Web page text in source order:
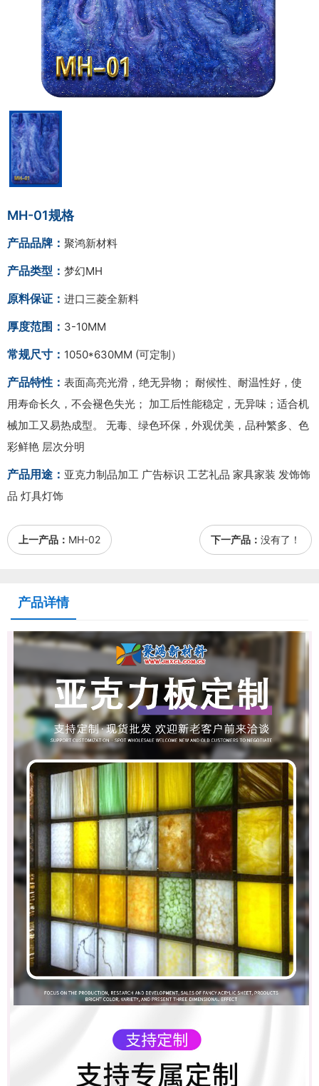
MH-01规格
产品品牌： 聚鸿新材料
产品类型： 梦幻MH
原料保证： 进口三菱全新料
厚度范围： 3-10MM
常规尺寸： 1050*630MM (可定制）
产品特性： 表面高亮光滑，绝无异物； 耐候性、耐温性好，使
用寿命长久，不会褪色失光； 加工后性能稳定，无异味；适合机
械加工又易热成型。 无毒、绿色环保，外观优美，品种繁多、色
彩鲜艳 层次分明
产品用途： 亚克力制品加工 广告标识 工艺礼品 家具家装 发饰饰
品 灯具灯饰
上一产品： MH-02 下一产品： 没有了！
产品详情